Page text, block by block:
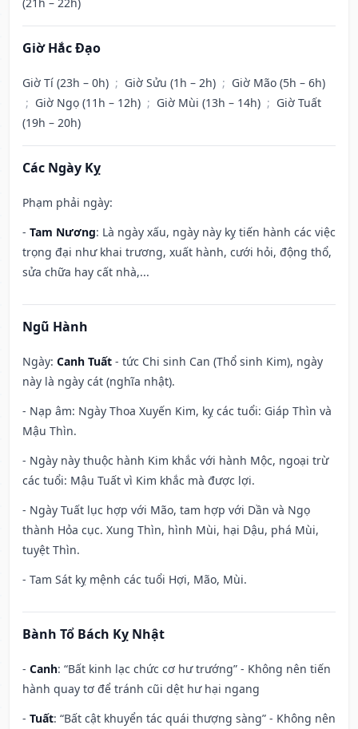
Giờ Hắc Đạo
Giờ Tí (23h – 0h) ; Giờ Sửu (1h – 2h) ; Giờ Mão (5h – 6h)
; Giờ Ngọ (11h – 12h) ; Giờ Mùi (13h – 14h) ; Giờ Tuất
(19h – 20h)
Các Ngày Kỵ
Phạm phải ngày:
- Tam Nương: Là ngày xấu, ngày này kỵ tiến hành các việc
trọng đại như khai trương, xuất hành, cưới hỏi, động thổ,
sửa chữa hay cất nhà,...
Ngũ Hành
Ngày: Canh Tuất - tức Chi sinh Can (Thổ sinh Kim), ngày
này là ngày cát (nghĩa nhật).
- Nạp âm: Ngày Thoa Xuyến Kim, kỵ các tuổi: Giáp Thìn và
Mậu Thìn.
- Ngày này thuộc hành Kim khắc với hành Mộc, ngoại trừ
các tuổi: Mậu Tuất vì Kim khắc mà được lợi.
- Ngày Tuất lục hợp với Mão, tam hợp với Dần và Ngọ
thành Hỏa cục. Xung Thìn, hình Mùi, hại Dậu, phá Mùi,
tuyệt Thìn.
- Tam Sát kỵ mệnh các tuổi Hợi, Mão, Mùi.
Bành Tổ Bách Kỵ Nhật
- Canh: “Bất kinh lạc chức cơ hư trướng” - Không nên tiến
hành quay tơ để tránh cũi dệt hư hại ngang
- Tuất: “Bất cật khuyển tác quái thượng sàng” - Không nên